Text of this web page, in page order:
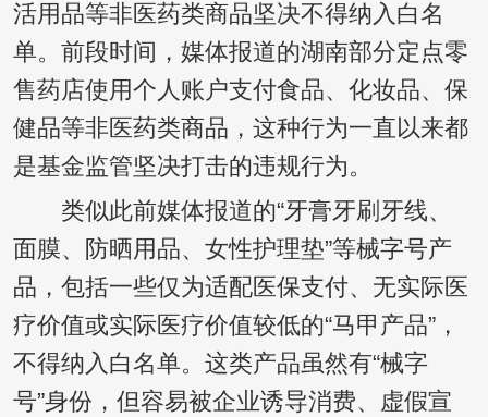
活用品等非医药类商品坚决不得纳入白名
单。前段时间，媒体报道的湖南部分定点零
售药店使用个人账户支付食品、化妆品、保
健品等非医药类商品，这种行为一直以来都
是基金监管坚决打击的违规行为。
类似此前媒体报道的“牙膏牙刷牙线、
面膜、防晒用品、女性护理垫”等械字号产
品，包括一些仅为适配医保支付、无实际医
疗价值或实际医疗价值较低的“马甲产品”，
不得纳入白名单。这类产品虽然有“械字
号”身份，但容易被企业诱导消费、虚假宣